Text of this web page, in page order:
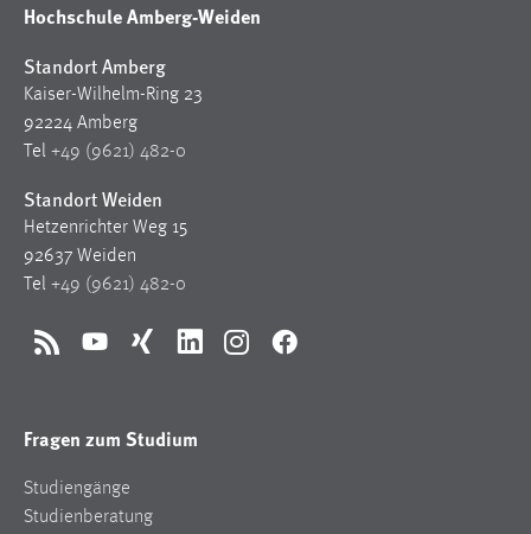
Hochschule Amberg-Weiden
Standort Amberg
Kaiser-Wilhelm-Ring 23
92224 Amberg
Tel +49 (9621) 482-0
Standort Weiden
Hetzenrichter Weg 15
92637 Weiden
Tel +49 (9621) 482-0
RSS YouTubeXing LinkedInInstagramFacebook
Fragen zum Studium
Studiengänge
Studienberatung